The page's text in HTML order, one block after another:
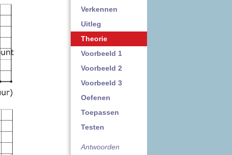
Verkennen
Uitleg
Theorie
Voorbeeld 1
Voorbeeld 2
Voorbeeld 3
Oefenen
Toepassen
Testen
Antwoorden